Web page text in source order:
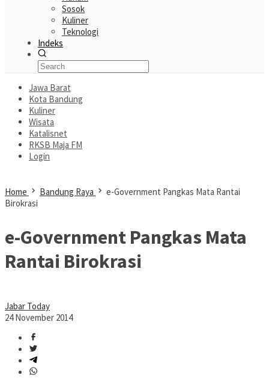
Sosok
Kuliner
Teknologi
Indeks
Jawa Barat
Kota Bandung
Kuliner
Wisata
Katalisnet
RKSB Maja FM
Login
Home Bandung Raya
e-Government Pangkas Mata Rantai
Birokrasi
e-Government Pangkas Mata
Rantai Birokrasi
Jabar Today
24 November 2014